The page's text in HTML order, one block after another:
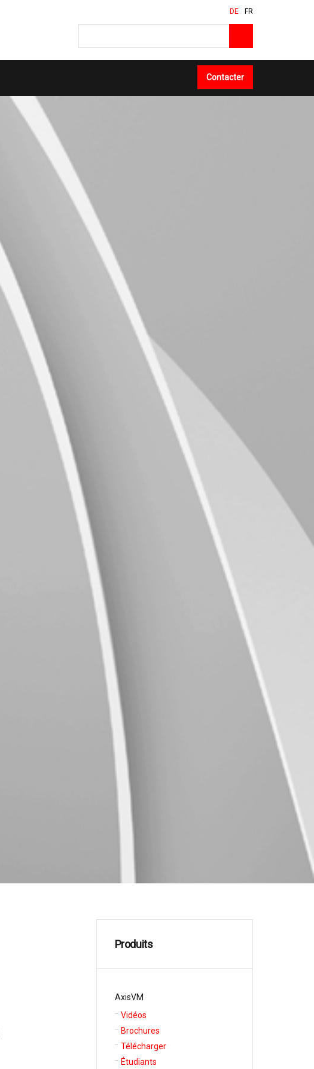
Contacter
DE FR
Produits
AxisVM
Vidéos
Brochures
Télécharger
Étudiants